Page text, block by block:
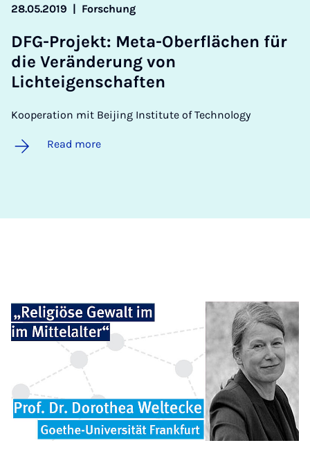
28.05.2019 | Forschung
DFG-Pro­jekt: Meta-Ober­flächen für
die Ver­än­der­ung von
Lichteigenschaften
Kooperation mit Beijing Institute of Technology
Read more